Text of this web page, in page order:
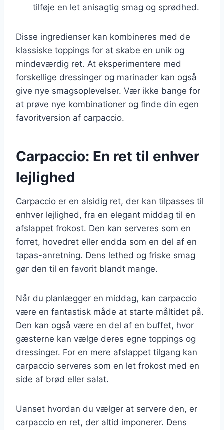
tilføje en let anisagtig smag og sprødhed.
Disse ingredienser kan kombineres med de
klassiske toppings for at skabe en unik og
mindeværdig ret. At eksperimentere med
forskellige dressinger og marinader kan også
give nye smagsoplevelser. Vær ikke bange for
at prøve nye kombinationer og finde din egen
favoritversion af carpaccio.
Carpaccio: En ret til enhver
lejlighed
Carpaccio er en alsidig ret, der kan tilpasses til
enhver lejlighed, fra en elegant middag til en
afslappet frokost. Den kan serveres som en
forret, hovedret eller endda som en del af en
tapas-anretning. Dens lethed og friske smag
gør den til en favorit blandt mange.
Når du planlægger en middag, kan carpaccio
være en fantastisk måde at starte måltidet på.
Den kan også være en del af en buffet, hvor
gæsterne kan vælge deres egne toppings og
dressinger. For en mere afslappet tilgang kan
carpaccio serveres som en let frokost med en
side af brød eller salat.
Uanset hvordan du vælger at servere den, er
carpaccio en ret, der altid imponerer. Dens